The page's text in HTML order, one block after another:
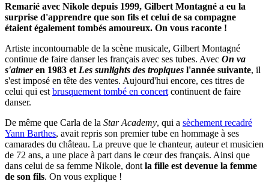
Remarié avec Nikole depuis 1999, Gilbert Montagné a eu la
surprise d'apprendre que son fils et celui de sa compagne
étaient également tombés amoureux. On vous raconte !
Artiste incontournable de la scène musicale, Gilbert Montagné
continue de faire danser les français avec ses tubes. Avec On va
s'aimeren 1983 et Les sunlights des tropiques l'année suivante, il
s'est imposé en tête des ventes. Aujourd'hui encore, ces titres de
celui qui est brusquement tombé en concert continuent de faire
danser.
De même que Carla de la Star Academy, qui a sèchement recadré
Yann Barthes, avait repris son premier tube en hommage à ses
camarades du château. La preuve que le chanteur, auteur et musicien
de 72 ans, a une place à part dans le cœur des français. Ainsi que
dans celui de sa femme Nikole, dont la fille est devenue la femme
de son fils. On vous explique !